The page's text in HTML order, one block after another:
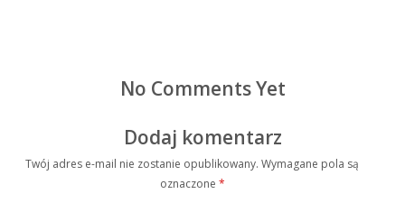
No Comments Yet
Dodaj komentarz
Twój adres e-mail nie zostanie opublikowany. Wymagane pola są
oznaczone *